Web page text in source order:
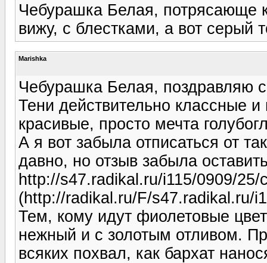
Чебурашка Белая, потрясающе
вижу, с блестками, а вот серый
Marishka
Чебурашка Белая, поздравляю
Тени действительно классные
красивые, просто мечта
А я вот забыла отписаться от
давно, но отзыв забыла
http://s47.radikal.ru/i115/0909/
(http://radikal.ru/F/s47.radikal.ru/
Тем, кому идут фиолетовые
нежный и с золотым отливом.
всяких похвал, как бархат